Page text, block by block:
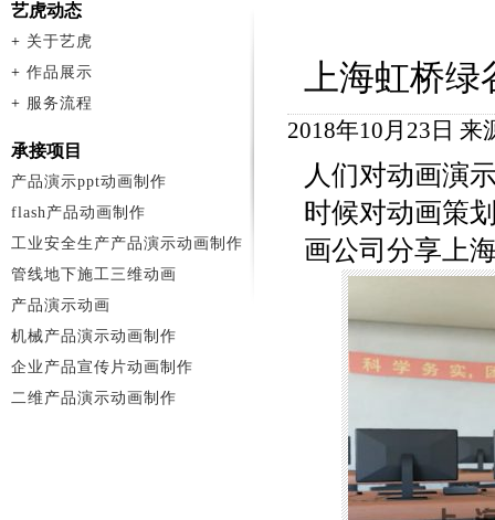
上海虹桥
2018年10月23日 来
人们对动画演
时候对动画策
画公司分享上
艺虎动态
+ 关于艺虎
+ 作品展示
+ 服务流程
承接项目
产品演示ppt动画制作
flash产品动画制作
工业安全生产产品演示动画制作
管线地下施工三维动画
产品演示动画
机械产品演示动画制作
企业产品宣传片动画制作
二维产品演示动画制作